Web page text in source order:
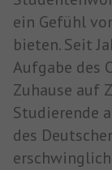
ein Gefühl
bieten. Seit
Aufgabe des
Zuhause auf
Studierende
des